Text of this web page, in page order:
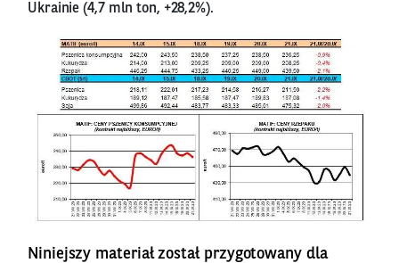
Ukrainie (4,7 mln ton, +28,2%).
Niniejszy materiał został przygotowany dla